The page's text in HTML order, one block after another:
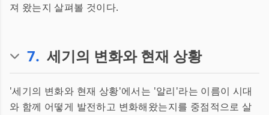
져 왔는지 살펴볼 것이다.
7. 세기의 변화와 현재 상황
'세기의 변화와 현재 상황'에서는 '알리'라는 이름이 시대
와 함께 어떻게 발전하고 변화해왔는지를 중점적으로 살